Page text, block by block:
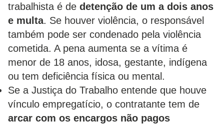
trabalhista é de detenção de um a dois anos
e multa. Se houver violência, o responsável
também pode ser condenado pela violência
cometida. A pena aumenta se a vítima é
menor de 18 anos, idosa, gestante, indígena
ou tem deficiência física ou mental.
Se a Justiça do Trabalho entende que houve
vínculo empregatício, o contratante tem de
arcar com os encargos não pagos